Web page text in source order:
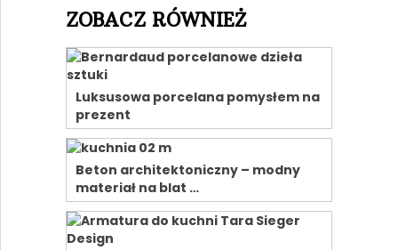
ZOBACZ RÓWNIEŻ
Luksusowa porcelana pomysłem na
prezent
Beton architektoniczny – modny
materiał na blat …